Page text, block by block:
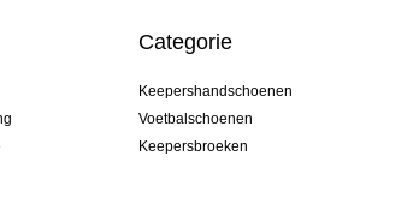
Categorie
Keepershandschoenen
Voetbalschoenen
Keepersbroeken